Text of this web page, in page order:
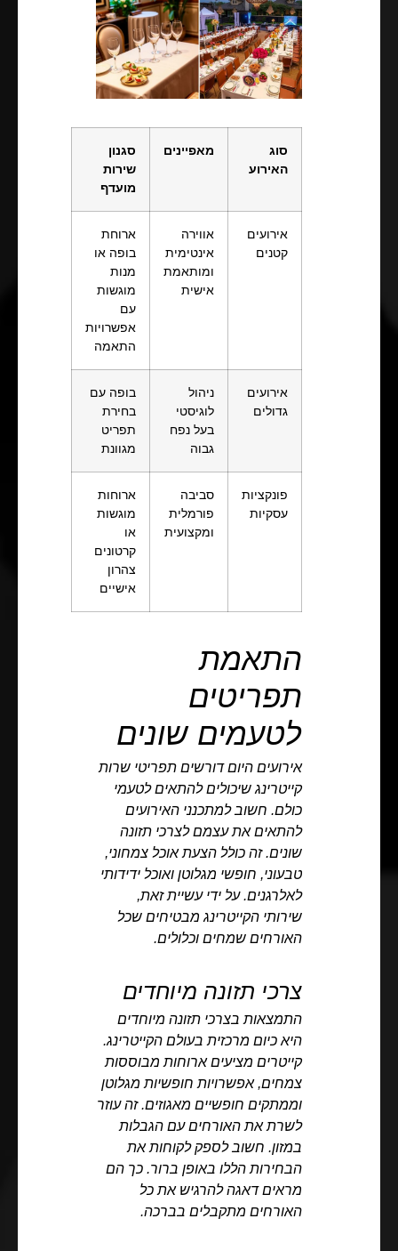
סוג
האירוע
מאפיינים
סגנון
שירות
מועדף
אירועים
קטנים
אווירה
אינטימית
ומותאמת
אישית
ארוחת
בופה או
מנות
מוגשות
עם
אפשרויות
התאמה
אירועים
גדולים
ניהול
לוגיסטי
בעל נפח
גבוה
בופה עם
בחירת
תפריט
מגוונת
פונקציות
עסקיות
סביבה
פורמלית
ומקצועית
ארוחות
מוגשות
או
קרטונים
צהרון
אישיים
התאמת
תפריטים
לטעמים שונים
אירועים היום דורשים תפריטי שרות
קייטרינג שיכולים להתאים לטעמי
כולם. חשוב למתכנני האירועים
להתאים את עצמם לצרכי תזונה
שונים. זה כולל הצעת אוכל צמחוני,
טבעוני, חופשי מגלוטן ואוכל ידידותי
לאלרגנים. על ידי עשיית זאת,
שירותי הקייטרינג מבטיחים שכל
האורחים שמחים וכלולים.
צרכי תזונה מיוחדים
התמצאות בצרכי תזונה מיוחדים
היא כיום מרכזית בעולם הקייטרינג.
קייטרים מציעים ארוחות מבוססות
צמחים, אפשרויות חופשיות מגלוטן
וממתקים חופשיים מאגוזים. זה עוזר
לשרת את האורחים עם הגבלות
במזון. חשוב לספק לקוחות את
הבחירות הללו באופן ברור. כך הם
מראים דאגה להרגיש את כל
האורחים מתקבלים בברכה.